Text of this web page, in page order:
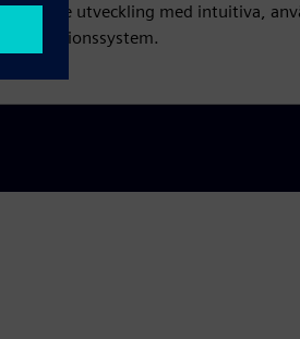
snabbare utveckling med intuitiva,
automationssystem.